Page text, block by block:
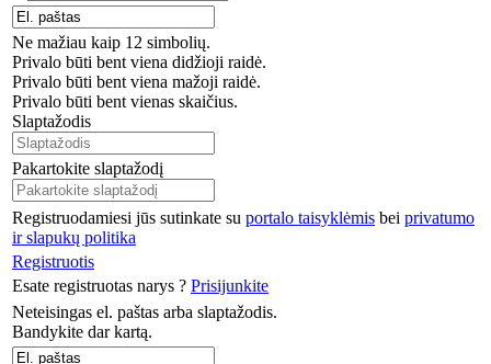
Ne mažiau kaip 12 simbolių.
Privalo būti bent viena didžioji raidė.
Privalo būti bent viena mažoji raidė.
Privalo būti bent vienas skaičius.
Slaptažodis
Pakartokite slaptažodį
Registruodamiesi jūs sutinkate su portalo taisyklėmis bei privatumo
ir slapukų politika
Registruotis
Esate registruotas narys ? Prisijunkite
Neteisingas el. paštas arba slaptažodis.
Bandykite dar kartą.